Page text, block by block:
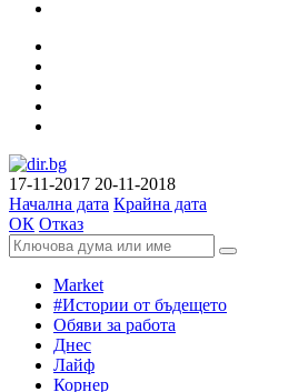
17-11-2017 20-11-2018
Начална дата Крайна дата
ОК Отказ
Market
#Истории от бъдещето
Обяви за работа
Днес
Лайф
Корнер